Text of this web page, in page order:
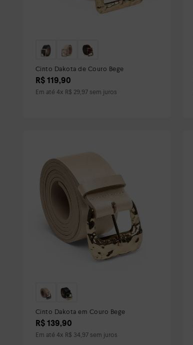
Cinto Dakota de Couro Bege
R$ 119,90
Em até4x R$ 29,97sem juros
Cinto Dakota em Couro Bege
R$ 139,90
Em até4x R$ 34,97sem juros